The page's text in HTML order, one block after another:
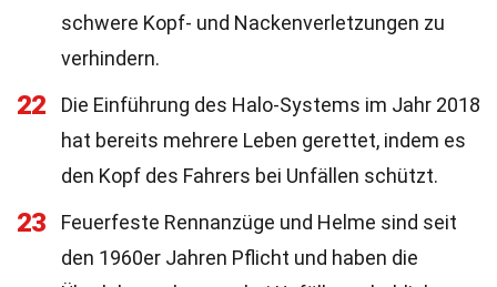
schwere Kopf- und Nackenverletzungen zu
verhindern.
22
Die Einführung des Halo-Systems im Jahr 2018
hat bereits mehrere Leben gerettet, indem es
den Kopf des Fahrers bei Unfällen schützt.
23
Feuerfeste Rennanzüge und Helme sind seit
den 1960er Jahren Pflicht und haben die